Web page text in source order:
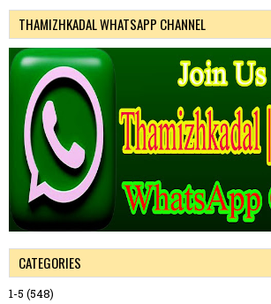
THAMIZHKADAL WHATSAPP CHANNEL
CATEGORIES
1-5 (548)